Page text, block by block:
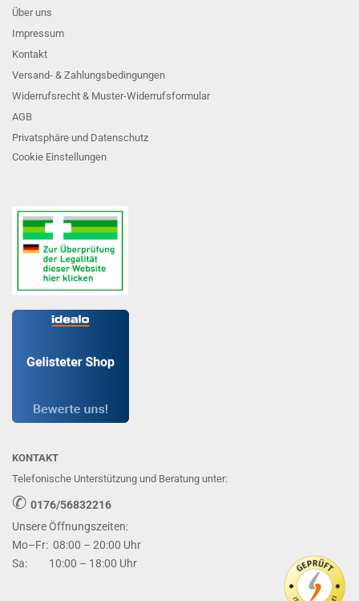
Über uns
Impressum
Kontakt
Versand- & Zahlungsbedingungen
Widerrufsrecht & Muster-Widerrufsformular
AGB
Privatsphäre und Datenschutz
Cookie Einstellungen
KONTAKT
Telefonische Unterstützung und Beratung unter:
✆ 0176/56832216
Unsere Öffnungszeiten:
Mo–Fr: 08:00 – 20:00 Uhr
Sa: 10:00 – 18:00 Uhr